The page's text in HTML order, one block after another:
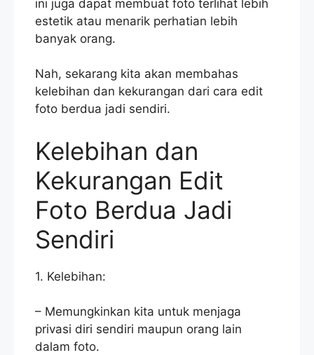
ini juga dapat membuat foto terlihat lebih
estetik atau menarik perhatian lebih
banyak orang.
Nah, sekarang kita akan membahas
kelebihan dan kekurangan dari cara edit
foto berdua jadi sendiri.
Kelebihan dan
Kekurangan Edit
Foto Berdua Jadi
Sendiri
1. Kelebihan:
– Memungkinkan kita untuk menjaga
privasi diri sendiri maupun orang lain
dalam foto.